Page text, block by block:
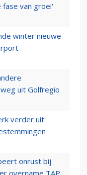
fase van groei'
winter nieuwe
uit Golfregio
verder uit:
onrust bij